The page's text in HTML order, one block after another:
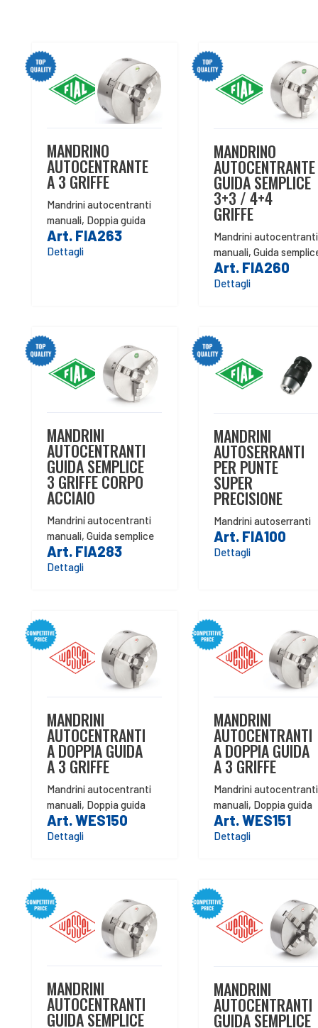
MANDRINO
AUTOCENTRANTE
A 3 GRIFFE
Mandrini autocentranti
manuali, Doppia guida
Art. FIA263
Dettagli
MANDRINO
AUTOCENTRANTE
GUIDA SEMPLICE
3+3 / 4+4
GRIFFE
Mandrini autocentranti
manuali, Guida
Art. FIA260
Dettagli
MANDRINI
AUTOCENTRANTI
GUIDA SEMPLICE
3 GRIFFE CORPO
ACCIAIO
Mandrini autocentranti
manuali, Guida semplice
Art. FIA283
Dettagli
MANDRINI
AUTOSERRANTI
PER PUNTE
SUPER
PRECISIONE
Mandrini autoserranti
Art. FIA100
Dettagli
MANDRINI
AUTOCENTRANTI
A DOPPIA GUIDA
A 3 GRIFFE
Mandrini autocentranti
manuali, Doppia guida
Art. WES150
Dettagli
MANDRINI
AUTOCENTRANTI
A DOPPIA GUIDA
A 3 GRIFFE
Mandrini autocentranti
manuali, Doppia guida
Art. WES151
Dettagli
MANDRINI
AUTOCENTRANTI
GUIDA SEMPLICE
MANDRINI
AUTOCENTRANTI
GUIDA SEMPLICE